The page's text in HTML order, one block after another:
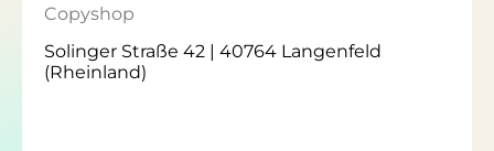
Copyshop
Solinger Straße 42 | 40764 Langenfeld
(Rheinland)